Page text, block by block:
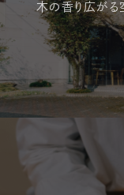
木の香り広がる